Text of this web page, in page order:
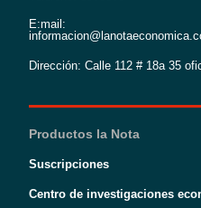
E:mail:
Dirección: Calle 112 # 18a 35
Productos la Nota
Suscripciones
Centro de investigaciones